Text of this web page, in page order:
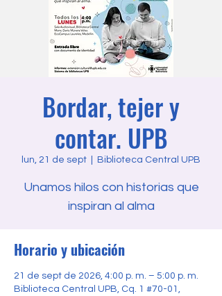
Bordar, tejer y
contar. UPB
lun, 21 de sept Biblioteca Central UPB
Unamos hilos con historias que
inspiran al alma
Horario y ubicación
21 de sept de 2026, 4:00 p. m. – 5:00 p. m.
Biblioteca Central UPB, Cq. 1 #70-01,